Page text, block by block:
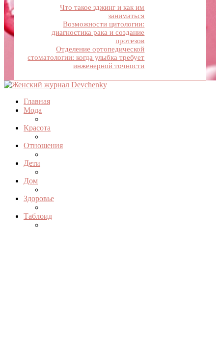
Что такое эджинг и как им
заниматься
Возможности цитологии:
диагностика рака и создание
протезов
Отделение ортопедической
стоматологии: когда улыбка требует
инженерной точности
Главная
Мода
Красота
Отношения
Дети
Дом
Здоровье
Таблоид